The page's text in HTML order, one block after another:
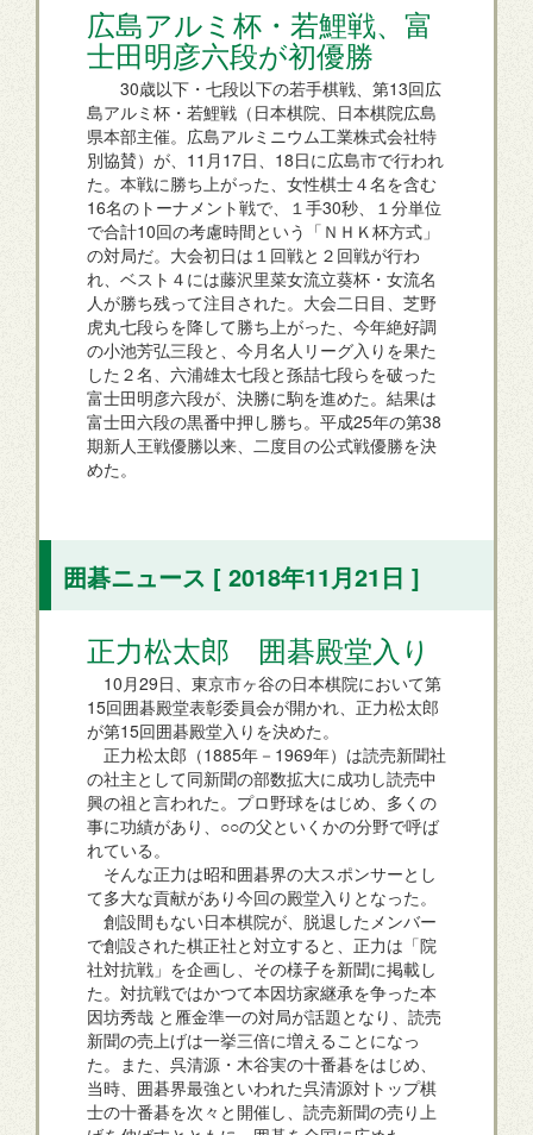
広島アルミ杯・若鯉戦、富
士田明彦六段が初優勝
30歳以下・七段以下の若手棋戦、第13回広
島アルミ杯・若鯉戦（日本棋院、日本棋院広島
県本部主催。広島アルミニウム工業株式会社特
別協賛）が、11月17日、18日に広島市で行われ
た。本戦に勝ち上がった、女性棋士４名を含む
16名のトーナメント戦で、１手30秒、１分単位
で合計10回の考慮時間という「ＮＨＫ杯方式」
の対局だ。大会初日は１回戦と２回戦が行わ
れ、ベスト４には藤沢里菜女流立葵杯・女流名
人が勝ち残って注目された。大会二日目、芝野
虎丸七段らを降して勝ち上がった、今年絶好調
の小池芳弘三段と、今月名人リーグ入りを果た
した２名、六浦雄太七段と孫喆七段らを破った
富士田明彦六段が、決勝に駒を進めた。結果は
富士田六段の黒番中押し勝ち。平成25年の第38
期新人王戦優勝以来、二度目の公式戦優勝を決
めた。
囲碁ニュース [ 2018年11月21日 ]
正力松太郎 囲碁殿堂入り
10月29日、東京市ヶ谷の日本棋院において第
15回囲碁殿堂表彰委員会が開かれ、正力松太郎
が第15回囲碁殿堂入りを決めた。
正力松太郎（1885年－1969年）は読売新聞社
の社主として同新聞の部数拡大に成功し読売中
興の祖と言われた。プロ野球をはじめ、多くの
事に功績があり、○○の父といくかの分野で呼ば
れている。
そんな正力は昭和囲碁界の大スポンサーとし
て多大な貢献があり今回の殿堂入りとなった。
創設間もない日本棋院が、脱退したメンバー
で創設された棋正社と対立すると、正力は「院
社対抗戦」を企画し、その様子を新聞に掲載し
た。対抗戦ではかつて本因坊家継承を争った本
因坊秀哉 と雁金準一の対局が話題となり、読売
新聞の売上げは一挙三倍に増えることになっ
た。また、呉清源・木谷実の十番碁をはじめ、
当時、囲碁界最強といわれた呉清源対トップ棋
士の十番碁を次々と開催し、読売新聞の売り上